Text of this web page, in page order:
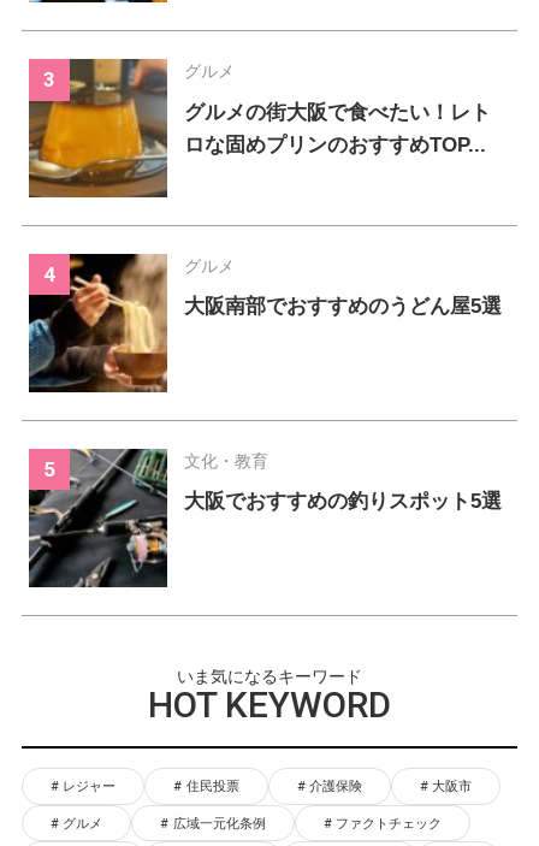
グルメ
グルメの街大阪で食べたい！レト
ロな固めプリンのおすすめTOP...
グルメ
大阪南部でおすすめのうどん屋5選
文化・教育
大阪でおすすめの釣りスポット5選
いま気になるキーワード
HOT KEYWORD
レジャー 住民投票 介護保険 大阪市
グルメ 広域一元化条例 ファクトチェック